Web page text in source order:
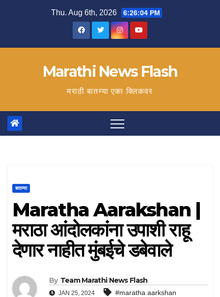
Thu. Aug 6th, 2026 6:26:04 PM
Marathi News Flash
मराठी बातम्या एका क्लिकवर
बातम्या
Maratha Aarakshan |
मराठा आंदोलकांना उपाशी राहू
देणार नाहीत मुंबईचे डबेवाले
By Team Marathi News Flash
JAN 25, 2024 #maratha aarkshan